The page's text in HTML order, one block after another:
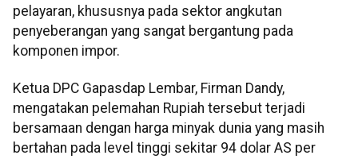
pelayaran, khususnya pada sektor angkutan
penyeberangan yang sangat bergantung pada
komponen impor.
Ketua DPC Gapasdap Lembar, Firman Dandy,
mengatakan pelemahan Rupiah tersebut terjadi
bersamaan dengan harga minyak dunia yang masih
bertahan pada level tinggi sekitar 94 dolar AS per